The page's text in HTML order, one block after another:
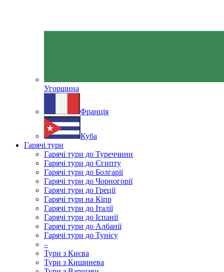
Угорщина
Франція
Куба
Гарячі тури
Гарячі тури до Туреччини
Гарячі тури до Єгипту
Гарячі тури до Болгарії
Гарячі тури до Чорногорії
Гарячі тури до Греції
Гарячі тури на Кіпр
Гарячі тури до Італії
Гарячі тури до Іспанії
Гарячі тури до Албанії
Гарячі тури до Тунісу
–
Тури з Києва
Тури з Кишинева